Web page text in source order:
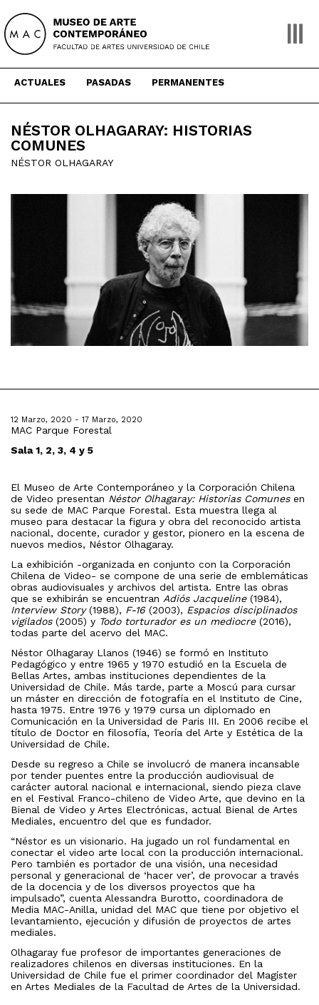
content
ACTUALES PASADAS PERMANENTES
NÉSTOR OLHAGARAY: HISTORIAS
COMUNES
NÉSTOR OLHAGARAY
12 Marzo, 2020 - 17 Marzo, 2020
MAC Parque Forestal
Sala 1, 2, 3, 4 y 5
El Museo de Arte Contemporáneo y la Corporación Chilena
de Video presentan Néstor Olhagaray: Historias Comunesen
su sede de MAC Parque Forestal. Esta muestra llega al
museo para destacar la figura y obra del reconocido artista
nacional, docente, curador y gestor, pionero en la escena de
nuevos medios, Néstor Olhagaray.
La exhibición -organizada en conjunto con la Corporación
Chilena de Video- se compone de una serie de emblemáticas
obras audiovisuales y archivos del artista. Entre las obras
que se exhibirán se encuentran Adiós Jacqueline(1984),
Interview Story(1988), F-16(2003), Espacios disciplinados
vigilados(2005) y Todo torturador es un mediocre(2016),
todas parte del acervo del MAC.
Néstor Olhagaray Llanos (1946) se formó en Instituto
Pedagógico y entre 1965 y 1970 estudió en la Escuela de
Bellas Artes, ambas instituciones dependientes de la
Universidad de Chile. Más tarde, parte a Moscú para cursar
un máster en dirección de fotografía en el Instituto de Cine,
hasta 1975. Entre 1976 y 1979 cursa un diplomado en
Comunicación en la Universidad de Paris III. En 2006 recibe el
título de Doctor en filosofía, Teoría del Arte y Estética de la
Universidad de Chile.
Desde su regreso a Chile se involucró de manera incansable
por tender puentes entre la producción audiovisual de
carácter autoral nacional e internacional, siendo pieza clave
en el Festival Franco-chileno de Video Arte, que devino en la
Bienal de Video y Artes Electrónicas, actual Bienal de Artes
Mediales, encuentro del que es fundador.
“Néstor es un visionario. Ha jugado un rol fundamental en
conectar el video arte local con la producción internacional.
Pero también es portador de una visión, una necesidad
personal y generacional de ‘hacer ver’, de provocar a través
de la docencia y de los diversos proyectos que ha
impulsado”, cuenta Alessandra Burotto, coordinadora de
Media MAC-Anilla, unidad del MAC que tiene por objetivo el
levantamiento, ejecución y difusión de proyectos de artes
mediales.
Olhagaray fue profesor de importantes generaciones de
realizadores chilenos en diversas instituciones. En la
Universidad de Chile fue el primer coordinador del Magíster
en Artes Mediales de la Facultad de Artes de la Universidad.